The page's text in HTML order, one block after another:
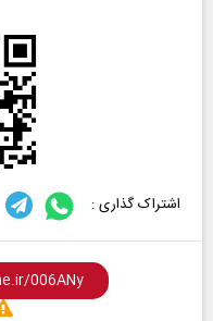
اشتراک گذاری :